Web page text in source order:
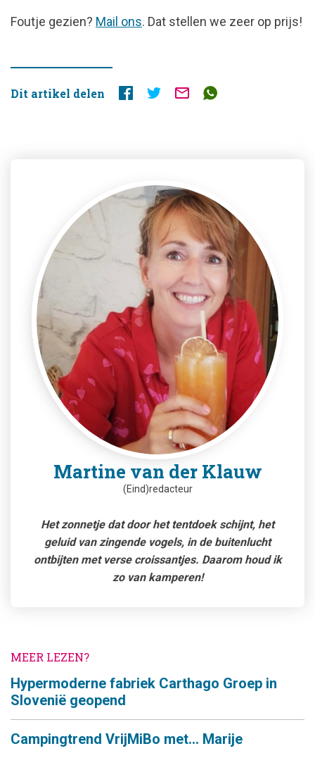
FOUTJE
Foutje gezien? Mail ons. Dat stellen we zeer op prijs!
Dit artikel delen
Martine van der Klauw
(Eind)redacteur
Het zonnetje dat door het tentdoek schijnt, het
geluid van zingende vogels, in de buitenlucht
ontbijten met verse croissantjes. Daarom houd ik
zo van kamperen!
MEER LEZEN?
Hypermoderne fabriek Carthago Groep in
Slovenië geopend
Campingtrend VrijMiBo met… Marije